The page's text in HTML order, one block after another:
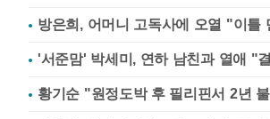
방은희, 어머니 고독사에 오열 "이틀
'서준맘' 박세미, 연하 남친과 열애 "
황기순 "원정도박 후 필리핀서 2년